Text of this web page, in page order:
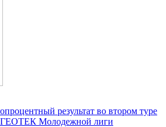
результат во втором туре
ГЕОТЕК Молодежной лиги